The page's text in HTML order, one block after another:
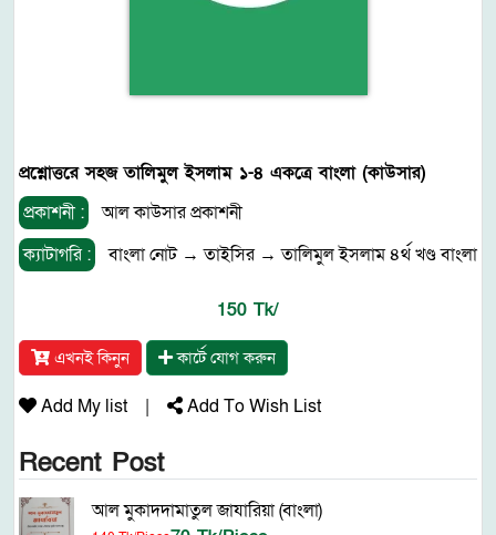
প্রশ্নোত্তরে সহজ তালিমুল ইসলাম ১-৪ একত্রে বাংলা (কাউসার)
প্রকাশনী :
আল কাউসার প্রকাশনী
ক্যাটাগরি :
বাংলা নোট→তাইসির→তালিমুল ইসলাম ৪র্থ খণ্ড বাংলা
150 Tk/
এখনই কিনুন কার্টে যোগ করুন
Add My list | Add To Wish List
Recent Post
আল মুকাদদামাতুল জাযারিয়া (বাংলা)